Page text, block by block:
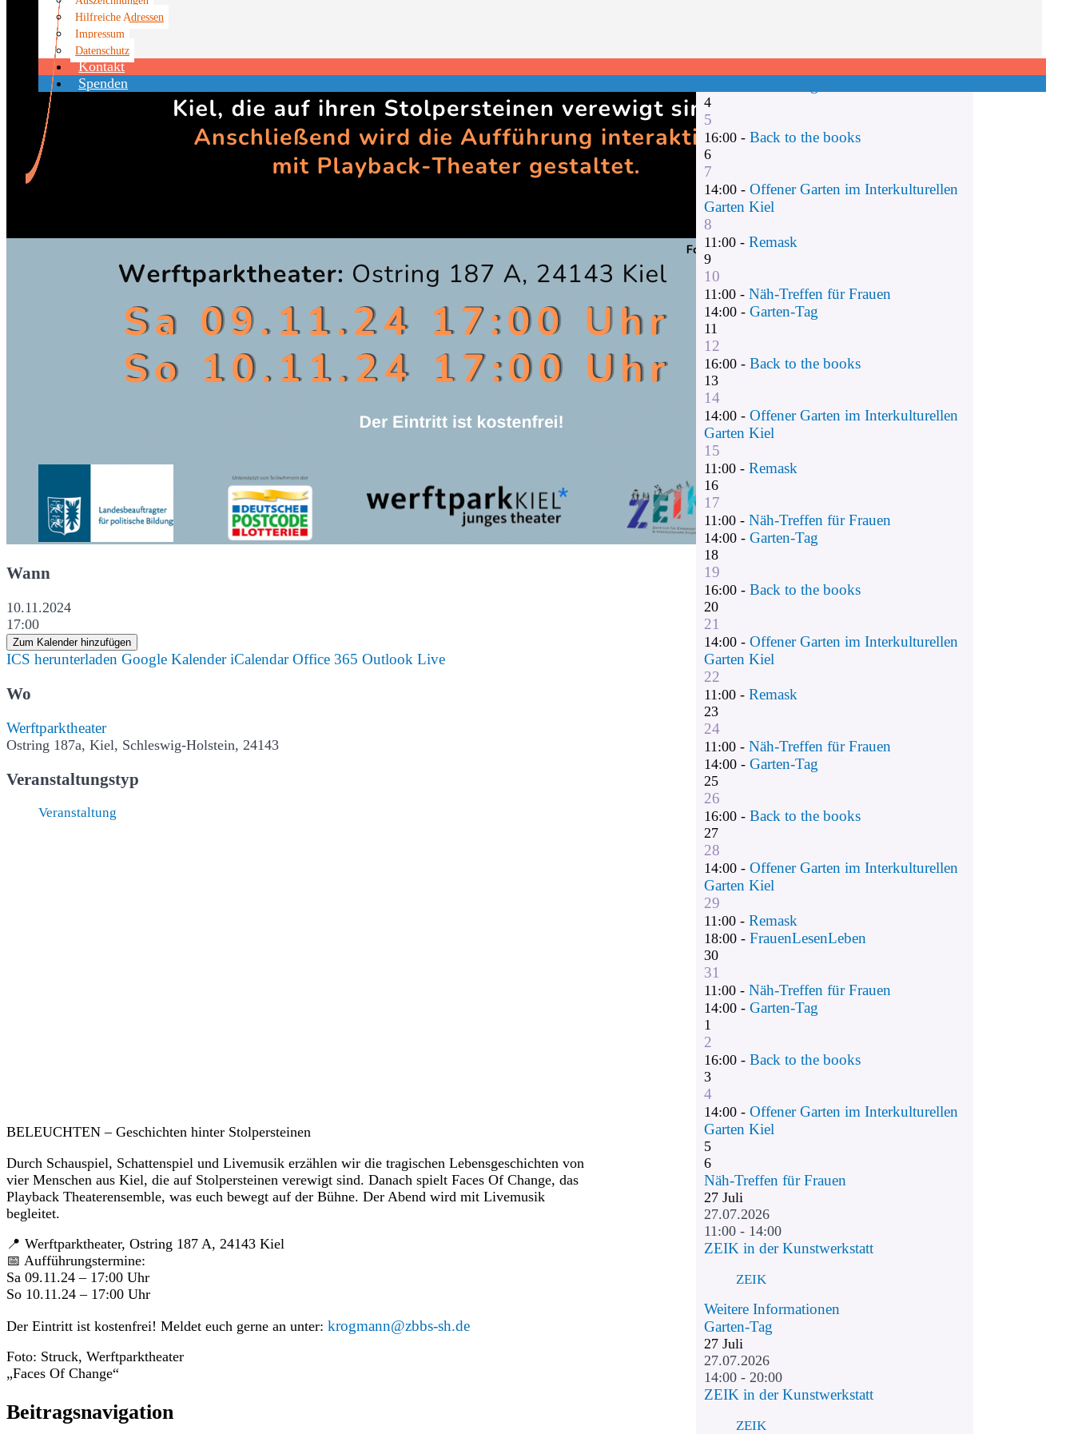
Hilfreiche Adressen
Impressum
Datenschutz
Kontakt
Spenden
Wann
10.11.2024
17:00
Zum Kalender hinzufügen
ICS herunterladen Google Kalender iCalendar Office 365 Outlook Live
Wo
Werftparktheater
Ostring 187a, Kiel, Schleswig-Holstein, 24143
Veranstaltungstyp
Veranstaltung
BELEUCHTEN – Geschichten hinter Stolpersteinen
Durch Schauspiel, Schattenspiel und Livemusik erzählen wir die tragischen Lebensgeschichten von
vier Menschen aus Kiel, die auf Stolpersteinen verewigt sind. Danach spielt Faces Of Change, das
Playback Theaterensemble, was euch bewegt auf der Bühne. Der Abend wird mit Livemusik
begleitet.
📍 Werftparktheater, Ostring 187 A, 24143 Kiel
📅 Aufführungstermine:
Sa 09.11.24 – 17:00 Uhr
So 10.11.24 – 17:00 Uhr
Der Eintritt ist kostenfrei! Meldet euch gerne an unter: krogmann@zbbs-sh.de
Foto: Struck, Werftparktheater
„Faces Of Change“
Beitragsnavigation
4
5
16:00 -Back to the books
6
7
14:00 -Offener Garten im Interkulturellen
Garten Kiel
8
11:00 -Remask
9
10
11:00 -Näh-Treffen für Frauen
14:00 -Garten-Tag
11
12
16:00 -Back to the books
13
14
14:00 -Offener Garten im Interkulturellen
Garten Kiel
15
11:00 -Remask
16
17
11:00 -Näh-Treffen für Frauen
14:00 -Garten-Tag
18
19
16:00 -Back to the books
20
21
14:00 -Offener Garten im Interkulturellen
Garten Kiel
22
11:00 -Remask
23
24
11:00 -Näh-Treffen für Frauen
14:00 -Garten-Tag
25
26
16:00 -Back to the books
27
28
14:00 -Offener Garten im Interkulturellen
Garten Kiel
29
11:00 -Remask
18:00 -FrauenLesenLeben
30
31
11:00 -Näh-Treffen für Frauen
14:00 -Garten-Tag
1
2
16:00 -Back to the books
3
4
14:00 -Offener Garten im Interkulturellen
Garten Kiel
5
6
Näh-Treffen für Frauen
27 Juli
27.07.2026
11:00 - 14:00
ZEIK in der Kunstwerkstatt
ZEIK
Weitere Informationen
Garten-Tag
27 Juli
27.07.2026
14:00 - 20:00
ZEIK in der Kunstwerkstatt
ZEIK